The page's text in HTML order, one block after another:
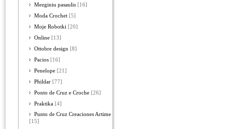
Mezginiu pasaulis [16]
Moda Crochet [5]
Moje Robotki [20]
Online [13]
Ottobre design [8]
Pacios [16]
Penelope [21]
Phildar [77]
Ponto de Cruz e Croche [26]
Praktika [4]
Punto de Cruz Creaciones Artime
[15]